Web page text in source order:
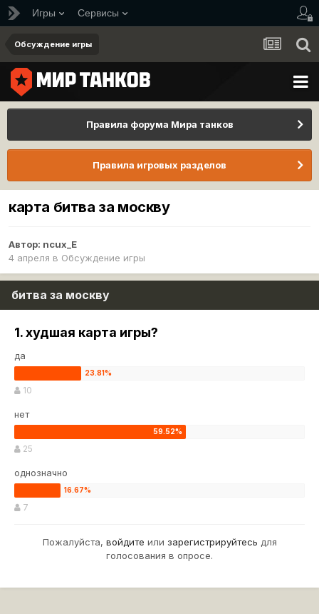
Игры Сервисы
Обсуждение игры
Правила форума Мира танков
Правила игровых разделов
карта битва за москву
Автор: ncux_E
4 апреля в Обсуждение игры
битва за москву
1. худшая карта игры?
да
10
нет
25
однозначно
7
Пожалуйста, войдите или зарегистрируйтесь для
голосования в опросе.